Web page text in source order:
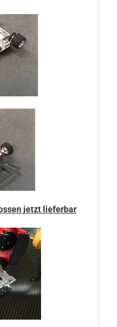
jetzt lieferbar